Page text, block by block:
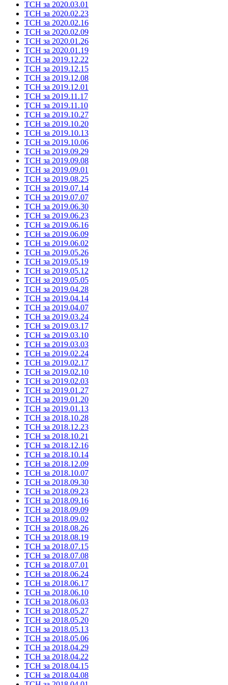
ТСН за 2020.03.01
ТСН за 2020.02.23
ТСН за 2020.02.16
ТСН за 2020.02.09
ТСН за 2020.01.26
ТСН за 2020.01.19
ТСН за 2019.12.22
ТСН за 2019.12.15
ТСН за 2019.12.08
ТСН за 2019.12.01
ТСН за 2019.11.17
ТСН за 2019.11.10
ТСН за 2019.10.27
ТСН за 2019.10.20
ТСН за 2019.10.13
ТСН за 2019.10.06
ТСН за 2019.09.29
ТСН за 2019.09.08
ТСН за 2019.09.01
ТСН за 2019.08.25
ТСН за 2019.07.14
ТСН за 2019.07.07
ТСН за 2019.06.30
ТСН за 2019.06.23
ТСН за 2019.06.16
ТСН за 2019.06.09
ТСН за 2019.06.02
ТСН за 2019.05.26
ТСН за 2019.05.19
ТСН за 2019.05.12
ТСН за 2019.05.05
ТСН за 2019.04.28
ТСН за 2019.04.14
ТСН за 2019.04.07
ТСН за 2019.03.24
ТСН за 2019.03.17
ТСН за 2019.03.10
ТСН за 2019.03.03
ТСН за 2019.02.24
ТСН за 2019.02.17
ТСН за 2019.02.10
ТСН за 2019.02.03
ТСН за 2019.01.27
ТСН за 2019.01.20
ТСН за 2019.01.13
ТСН за 2018.10.28
ТСН за 2018.12.23
ТСН за 2018.10.21
ТСН за 2018.12.16
ТСН за 2018.10.14
ТСН за 2018.12.09
ТСН за 2018.10.07
ТСН за 2018.09.30
ТСН за 2018.09.23
ТСН за 2018.09.16
ТСН за 2018.09.09
ТСН за 2018.09.02
ТСН за 2018.08.26
ТСН за 2018.08.19
ТСН за 2018.07.15
ТСН за 2018.07.08
ТСН за 2018.07.01
ТСН за 2018.06.24
ТСН за 2018.06.17
ТСН за 2018.06.10
ТСН за 2018.06.03
ТСН за 2018.05.27
ТСН за 2018.05.20
ТСН за 2018.05.13
ТСН за 2018.05.06
ТСН за 2018.04.29
ТСН за 2018.04.22
ТСН за 2018.04.15
ТСН за 2018.04.08